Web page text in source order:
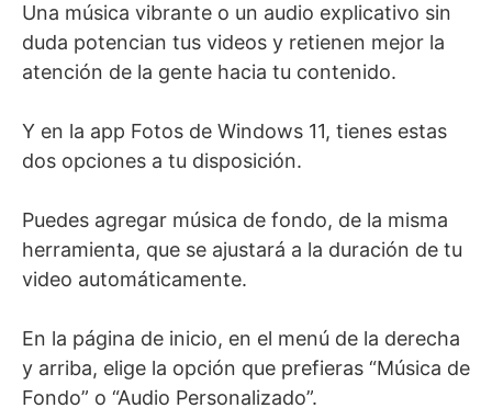
Una música vibrante o un audio explicativo sin
duda potencian tus videos y retienen mejor la
atención de la gente hacia tu contenido.
Y en la app Fotos de Windows 11, tienes estas
dos opciones a tu disposición.
Puedes agregar música de fondo, de la misma
herramienta, que se ajustará a la duración de tu
video automáticamente.
En la página de inicio, en el menú de la derecha
y arriba, elige la opción que prefieras “Música de
Fondo” o “Audio Personalizado”.